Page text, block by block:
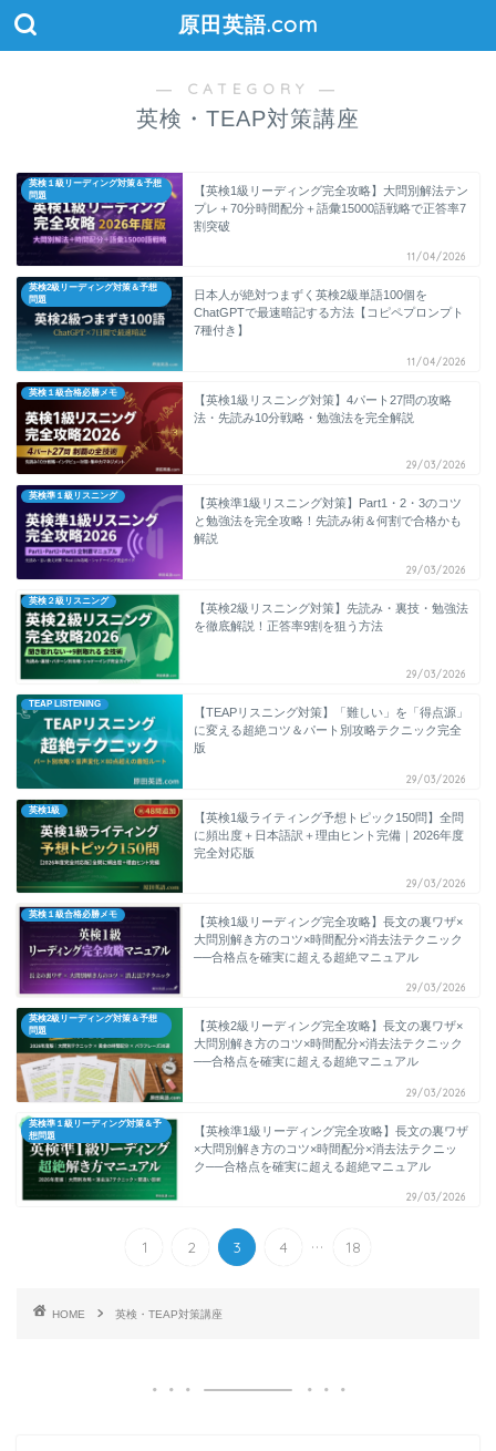
原田英語.com
― CATEGORY ―
英検・TEAP対策講座
英検１級リーディング対策＆予想
問題
【英検1級リーディング完全攻略】大問別解法テン
プレ＋70分時間配分＋語彙15000語戦略で正答率7
割突破
11/04/2026
英検2級リーディング対策＆予想
問題
日本人が絶対つまずく英検2級単語100個を
ChatGPTで最速暗記する方法【コピペプロンプト
7種付き】
11/04/2026
英検１級合格必勝メモ
【英検1級リスニング対策】4パート27問の攻略
法・先読み10分戦略・勉強法を完全解説
29/03/2026
英検準１級リスニング
【英検準1級リスニング対策】Part1・2・3のコツ
と勉強法を完全攻略！先読み術＆何割で合格かも
解説
29/03/2026
英検２級リスニング
【英検2級リスニング対策】先読み・裏技・勉強法
を徹底解説！正答率9割を狙う方法
29/03/2026
TEAP LISTENING
【TEAPリスニング対策】「難しい」を「得点源」
に変える超絶コツ＆パート別攻略テクニック完全
版
29/03/2026
英検1級
【英検1級ライティング予想トピック150問】全問
に頻出度＋日本語訳＋理由ヒント完備｜2026年度
完全対応版
29/03/2026
英検１級合格必勝メモ
【英検1級リーディング完全攻略】長文の裏ワザ×
大問別解き方のコツ×時間配分×消去法テクニック
──合格点を確実に超える超絶マニュアル
29/03/2026
英検2級リーディング対策＆予想
問題
【英検2級リーディング完全攻略】長文の裏ワザ×
大問別解き方のコツ×時間配分×消去法テクニック
──合格点を確実に超える超絶マニュアル
29/03/2026
英検準１級リーディング対策＆予
想問題
【英検準1級リーディング完全攻略】長文の裏ワザ
×大問別解き方のコツ×時間配分×消去法テクニッ
ク──合格点を確実に超える超絶マニュアル
29/03/2026
1 2 3 4 ... 18
HOME 英検・TEAP対策講座